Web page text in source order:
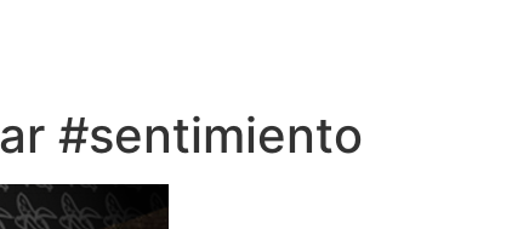
#sentimiento